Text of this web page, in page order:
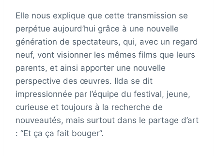
Elle nous explique que cette transmission se
perpétue aujourd’hui grâce à une nouvelle
génération de spectateurs, qui, avec un regard
neuf, vont visionner les mêmes films que leurs
parents, et ainsi apporter une nouvelle
perspective des œuvres. Ilda se dit
impressionnée par l’équipe du festival, jeune,
curieuse et toujours à la recherche de
nouveautés, mais surtout dans le partage d’art
: “Et ça ça fait bouger”.